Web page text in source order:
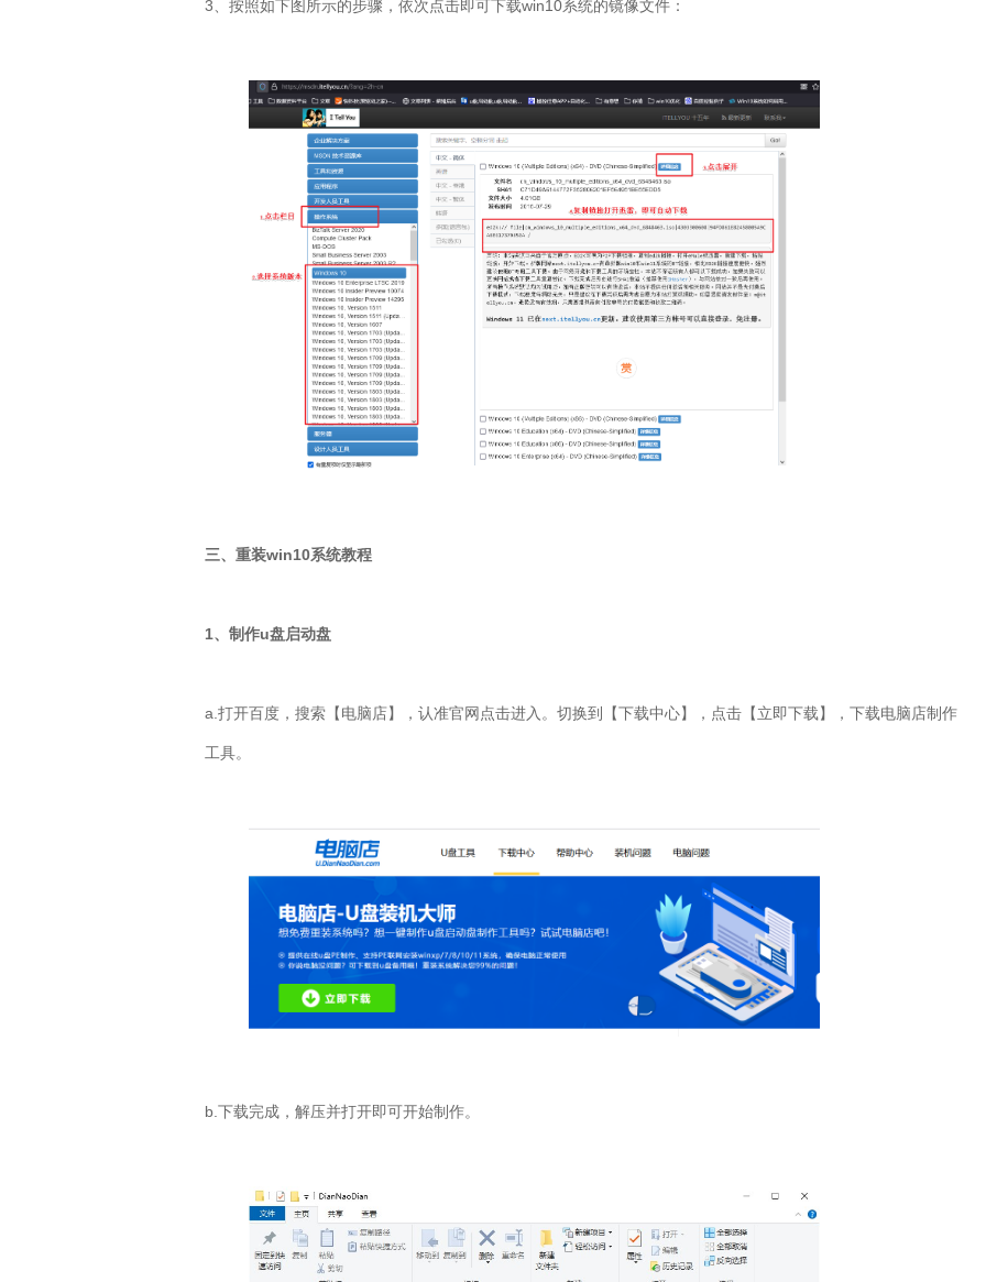
3 、按照如下图所示的步骤，依次点击即可下载win10系统的镜像文件：
三、重装win10系统教程
1、制作u盘启动盘
a.打开百度，搜索【电脑店】，认准官网点击进入。切换到【下载中心】，点击【立即下载】，下载电脑店制作
工具。
b.下载完成，解压并打开即可开始制作。